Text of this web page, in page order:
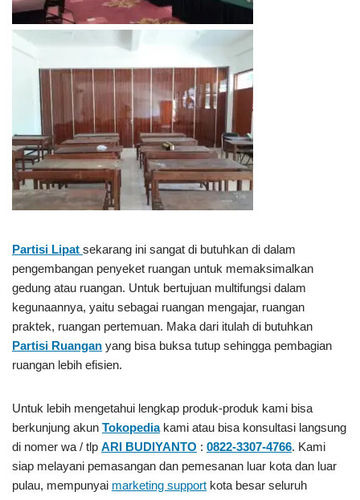
Partisi Lipat sekarang ini sangat di butuhkan di dalam
pengembangan penyeket ruangan untuk memaksimalkan
gedung atau ruangan. Untuk bertujuan multifungsi dalam
kegunaannya, yaitu sebagai ruangan mengajar, ruangan
praktek, ruangan pertemuan. Maka dari itulah di butuhkan
Partisi Ruangan yang bisa buksa tutup sehingga pembagian
ruangan lebih efisien.
Untuk lebih mengetahui lengkap produk-produk kami bisa
berkunjung akun Tokopediakami atau bisa konsultasi langsung
di nomer wa / tlp ARI BUDIYANTO : 0822-3307-4766. Kami
siap melayani pemasangan dan pemesanan luar kota dan luar
pulau, mempunyai marketing support kota besar seluruh